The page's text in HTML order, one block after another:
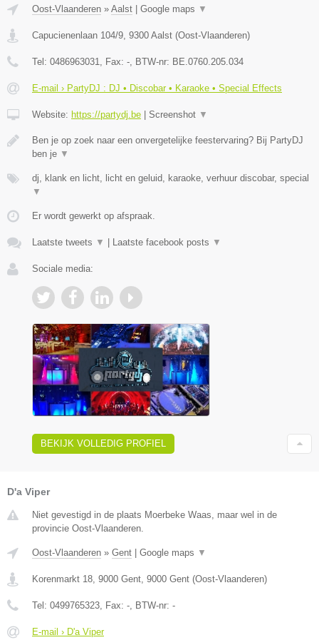
Oost-Vlaanderen » Aalst | Google maps ▼
Capucienenlaan 104/9 9300 Aalst (Oost-Vlaanderen)
Tel: 0486963031 , Fax: - , BTW-nr: BE.0760.205.034
E-mail › PartyDJ : DJ • Discobar • Karaoke • Special Effects
Website: https://partydj.be | Screenshot ▼
Ben je op zoek naar een onvergetelijke feestervaring? Bij PartyDJ
ben je ▼
dj, klank en licht, licht en geluid, karaoke, verhuur discobar, special
▼
Er wordt gewerkt op afspraak.
Laatste tweets ▼ | Laatste facebook posts ▼
Sociale media:
BEKIJK VOLLEDIG PROFIEL
D'a Viper
Niet gevestigd in de plaats Moerbeke Waas, maar wel in de
provincie Oost-Vlaanderen.
Oost-Vlaanderen » Gent Google maps ▼
Korenmarkt 18, 9000 Gent, 9000 Gent (Oost-Vlaanderen)
Tel: 0499765323, Fax: -, BTW-nr: -
E-mail › D'a Viper